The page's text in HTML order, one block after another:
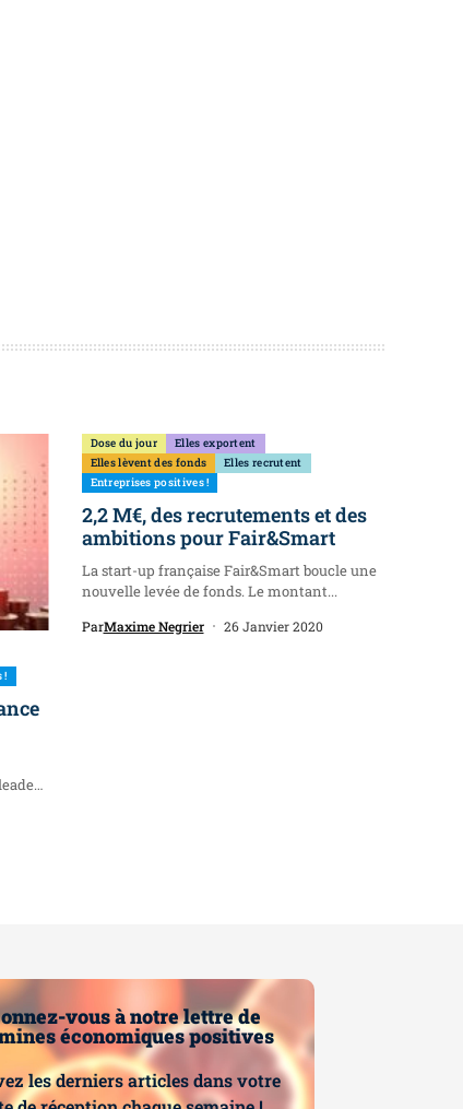
!
Dose du jour
Elles exportent
Elles lèvent des fonds
Elles recrutent
Entreprises positives !
2,2 M€, des recrutements et des
ambitions pour Fair&Smart
La start-up française Fair&Smart boucle une
nouvelle levée de fonds. Le montant...
ParMaxime Negrier 26 Janvier 2020
vous à notre lettre de
économiques positives
les derniers articles dans votre